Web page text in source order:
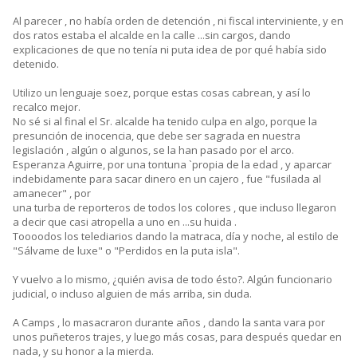
Al parecer , no había orden de detención , ni fiscal interviniente, y en
dos ratos estaba el alcalde en la calle ...sin cargos, dando
explicaciones de que no tenía ni puta idea de por qué había sido
detenido.
Utilizo un lenguaje soez, porque estas cosas cabrean, y así lo
recalco mejor.
No sé si al final el Sr. alcalde ha tenido culpa en algo, porque la
presunción de inocencia, que debe ser sagrada en nuestra
legislación , algún o algunos, se la han pasado por el arco.
Esperanza Aguirre, por una tontuna `propia de la edad , y aparcar
indebidamente para sacar dinero en un cajero , fue "fusilada al
amanecer" , por
una turba de reporteros de todos los colores , que incluso llegaron
a decir que casi atropella a uno en ...su huida .
Toooodos los telediarios dando la matraca, día y noche, al estilo de
"Sálvame de luxe" o "Perdidos en la puta isla".
Y vuelvo a lo mismo, ¿quién avisa de todo ésto?. Algún funcionario
judicial, o incluso alguien de más arriba, sin duda.
A Camps , lo masacraron durante años , dando la santa vara por
unos puñeteros trajes, y luego más cosas, para después quedar en
nada, y su honor a la mierda.